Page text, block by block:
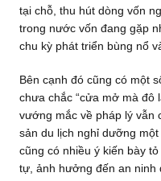
tại chỗ, thu hút dòng vốn
trong nước vốn đang gặp
chu kỳ phát triển bùng nổ
Bên cạnh đó cũng có một
chưa chắc “cửa mở mà đô
vướng mắc về pháp lý vẫn
sản du lịch nghỉ dưỡng
cũng có nhiều ý kiến bày
tự, ảnh hưởng đến an ninh